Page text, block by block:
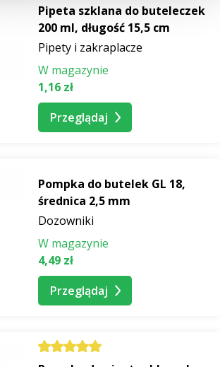
Pipeta szklana do buteleczek
200 ml, długość 15,5 cm
Pipety i zakraplacze
W magazynie
1,16 zł
Przeglądaj
Pompka do butelek GL 18,
średnica 2,5 mm
Dozowniki
W magazynie
4,49 zł
Przeglądaj